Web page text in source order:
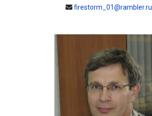
firestorm_01@rambler.ru